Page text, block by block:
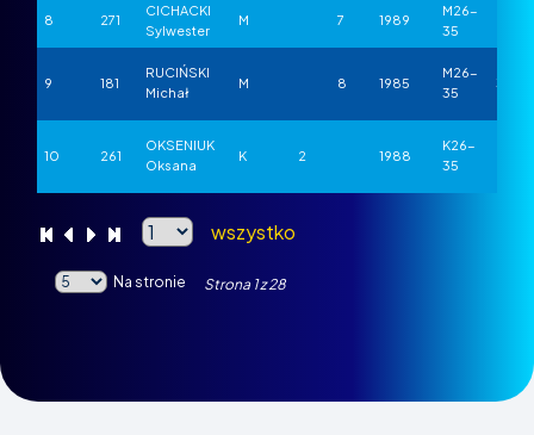
8 271
CICHACKI
Sylwester
M 7 1989
M26-
35
9 181
RUCIŃSKI
Michał
M 8 1985
M26-
35
3
10 261
OKSENIUK
Oksana
K 2 1988
K26-
35
wszystko
Na stronie Strona 1z28